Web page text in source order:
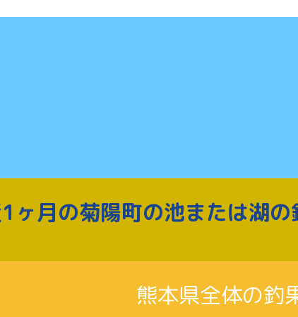
ヶ月の菊陽町の池または湖の
熊本県全体の釣